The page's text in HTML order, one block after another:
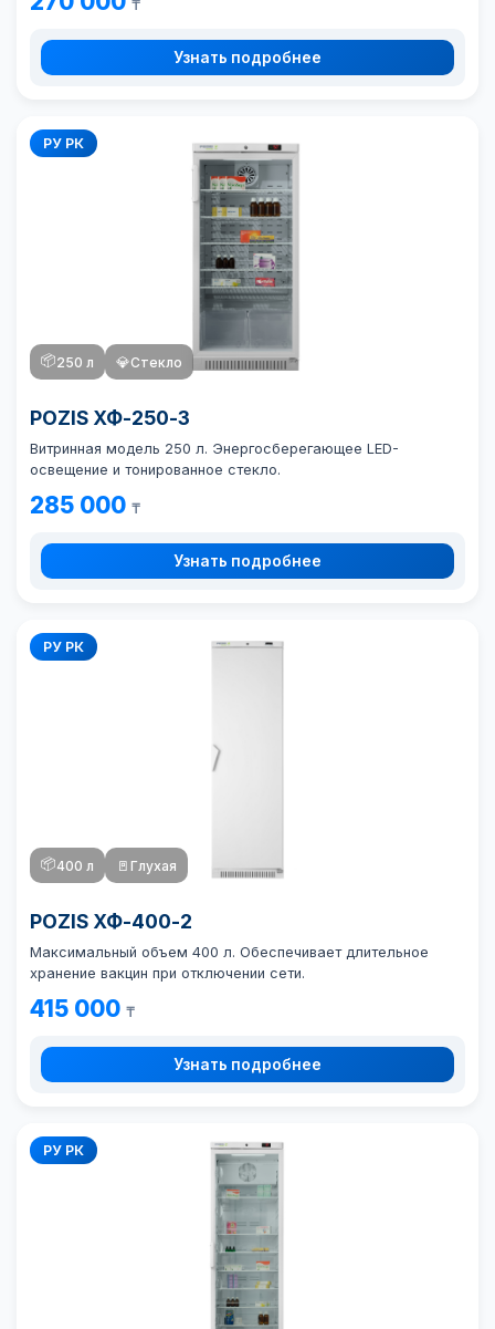
₸
Узнать подробнее
РУ РК
📦250 л 💎Стекло
POZIS ХФ-250-3
Витринная модель 250 л. Энергосберегающее LED-
освещение и тонированное стекло.
285 000 ₸
Узнать подробнее
РУ РК
📦400 л 🚪 Глухая
POZIS ХФ-400-2
Максимальный объем 400 л. Обеспечивает длительное
хранение вакцин при отключении сети.
415 000 ₸
Узнать подробнее
РУ РК